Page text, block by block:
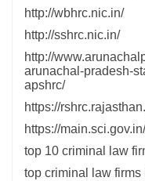
http://wbhrc.nic.in/
http://sshrc.nic.in/
http://
arunachal-pradesh-
apshrc/
https://
https://
top 10 criminal law
top criminal law firms